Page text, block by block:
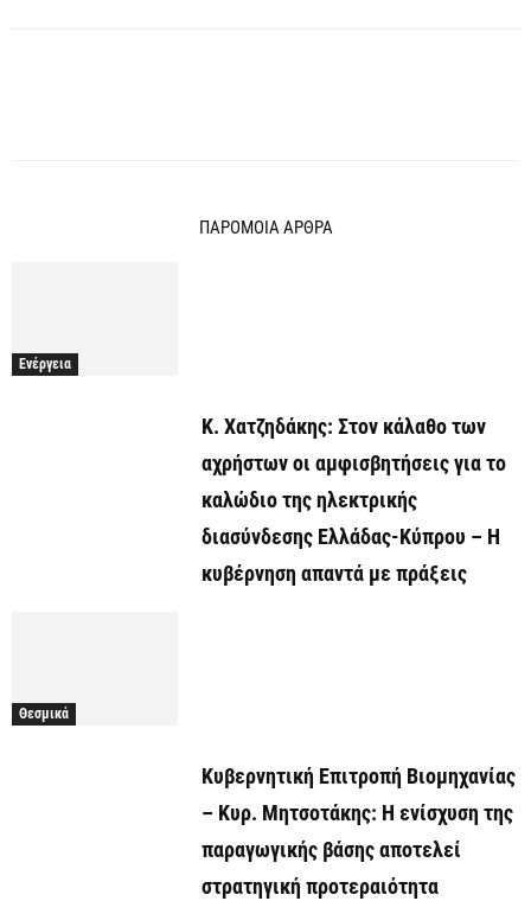
ΠΑΡΟΜΟΙΑ ΑΡΘΡΑ
Ενέργεια
Κ. Χατζηδάκης: Στον κάλαθο των
αχρήστων οι αμφισβητήσεις για το
καλώδιο της ηλεκτρικής
διασύνδεσης Ελλάδας-Κύπρου – Η
κυβέρνηση απαντά με πράξεις
Θεσμικά
Κυβερνητική Επιτροπή Βιομηχανίας
– Κυρ. Μητσοτάκης: Η ενίσχυση της
παραγωγικής βάσης αποτελεί
στρατηγική προτεραιότητα